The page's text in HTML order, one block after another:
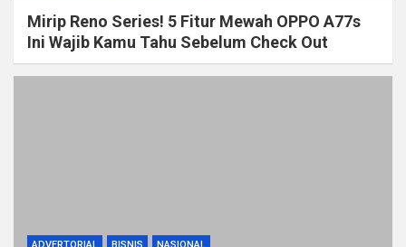
Mirip Reno Series! 5 Fitur Mewah OPPO A77s
Ini Wajib Kamu Tahu Sebelum Check Out